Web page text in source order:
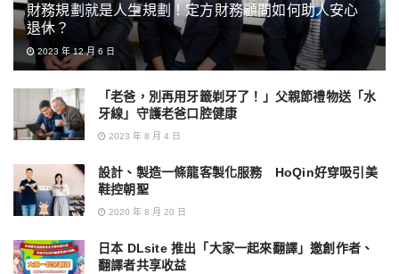
財務規劃就是人生規劃！定方財務顧問如何助人安心
退休？
2023 年 12 月 6 日
「老爸，別再用牙籤剃牙了！」父親節禮物送「水
牙線」守護老爸口腔健康
2023 年 8 月 4 日
設計、製造一條龍客製化服務 HoQin好穿吸引美
鞋控朝聖
2020 年 8 月 20 日
日本 DLsite 推出「大家一起來翻譯」邀創作者、
翻譯者共享收益